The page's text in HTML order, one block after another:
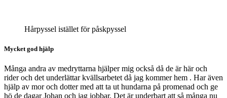
Hårpyssel istället för påskpyssel
Mycket god hjälp
Många andra av medryttarna hjälper mig också då de är här och
rider och det underlättar kvällsarbetet då jag kommer hem . Har även
hjälp av mor och dotter med att ta ut hundarna på promenad och ge
hö de dagar Johan och jag jobbar. Det är underbart att så många nu